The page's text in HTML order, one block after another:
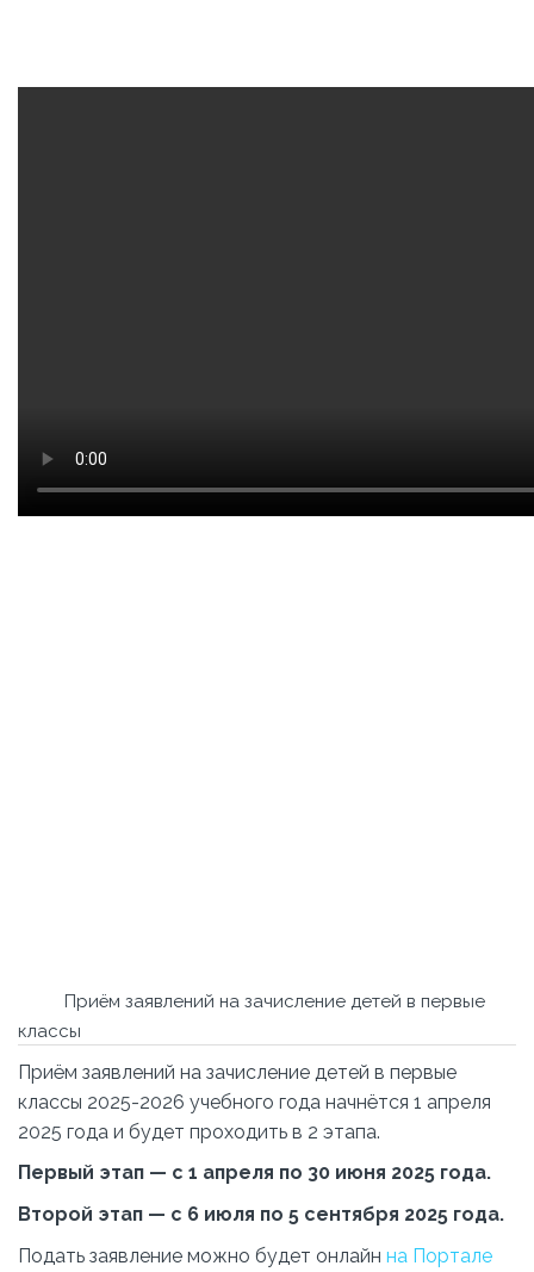
Приём заявлений на зачисление детей в первые
классы
Приём заявлений на зачисление детей в первые
классы 2025-2026 учебного года начнётся 1 апреля
2025 года и будет проходить в 2 этапа.
Первый этап — с 1 апреля по 30 июня 2025 года.
Второй этап — с 6 июля по 5 сентября 2025 года.
Подать заявление можно будет онлайн на Портале